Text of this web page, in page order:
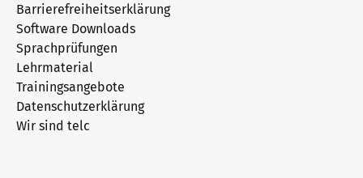
Barrierefreiheitserklärung
Software Downloads
Sprachprüfungen
Lehrmaterial
Trainingsangebote
Datenschutzerklärung
Wir sind telc